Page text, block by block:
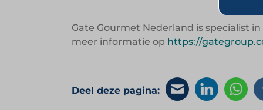
Gate Gourmet Nederland is specialist
meer informatie op https://
Deel deze pagina: